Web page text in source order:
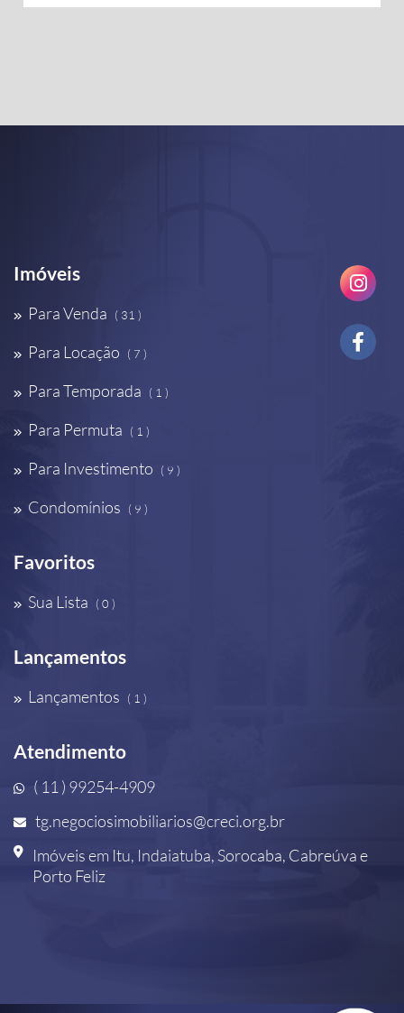
Imóveis
Para Venda ( 31 )
Para Locação ( 7 )
Para Temporada ( 1 )
Para Permuta ( 1 )
Para Investimento ( 9 )
Condomínios ( 9 )
Favoritos
Sua Lista ( 0 )
Lançamentos
Lançamentos ( 1 )
Atendimento
( 11 ) 99254-4909
tg.negociosimobiliarios@creci.org.br
Imóveis em Itu, Indaiatuba, Sorocaba, Cabreúva e
Porto Feliz